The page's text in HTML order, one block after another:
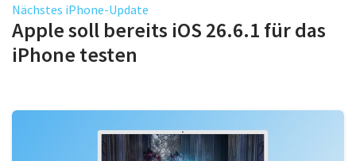
Nächstes iPhone-Update
Apple soll bereits iOS 26.6.1 für das
iPhone testen